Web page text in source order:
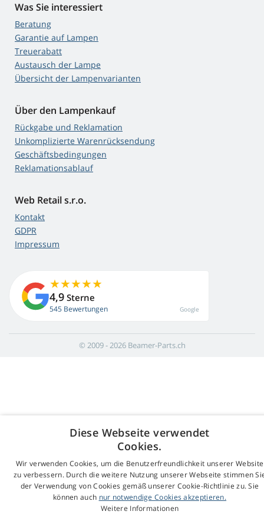
Was Sie interessiert
Beratung
Garantie auf Lampen
Treuerabatt
Austausch der Lampe
Übersicht der Lampenvarianten
Über den Lampenkauf
Rückgabe und Reklamation
Unkomplizierte Warenrücksendung
Geschäftsbedingungen
Reklamationsablauf
Web Retail s.r.o.
Kontakt
GDPR
Impressum
4,9 Sterne
545 Bewertungen Google
© 2009 - 2026 Beamer-Parts.ch
Diese Webseite verwendet
Cookies.
Wir verwenden Cookies, um die Benutzerfreundlichkeit unserer Website
zu verbessern. Durch die weitere Nutzung unserer Webseite stimmen
der Verwendung von Cookies gemäß unserer Cookie-Richtlinie zu. Sie
können auch nur notwendige Cookies akzeptieren.
Weitere Informationen